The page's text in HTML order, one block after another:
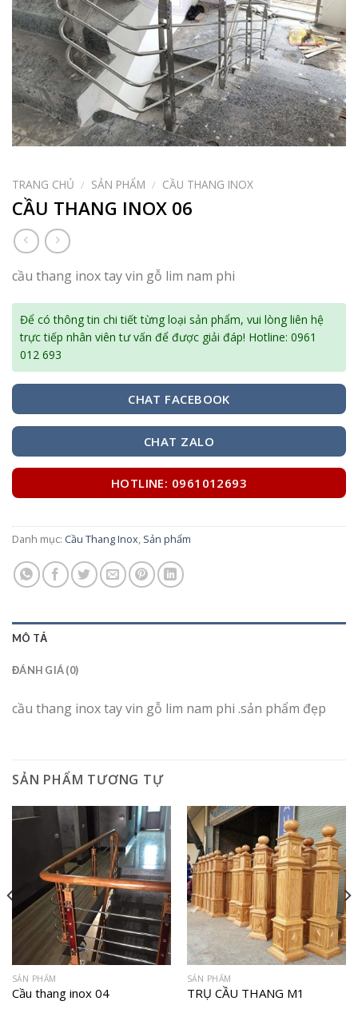
TRANG CHỦ / SẢN PHẨM / CẦU THANG INOX
CẦU THANG INOX 06
cầu thang inox tay vin gỗ lim nam phi
Để có thông tin chi tiết từng loại sản phẩm, vui lòng liên hệ
trực tiếp nhân viên tư vấn để được giải đáp! Hotline: 0961
012 693
CHAT FACEBOOK
CHAT ZALO
HOTLINE: 0961012693
Danh mục: Cầu Thang Inox, Sản phẩm
MÔ TẢ
ĐÁNH GIÁ (0)
cầu thang inox tay vin gỗ lim nam phi .sản phẩm đẹp
SẢN PHẨM TƯƠNG TỰ
SẢN PHẨM
Cầu thang inox 04
SẢN PHẨM
TRỤ CẦU THANG M1